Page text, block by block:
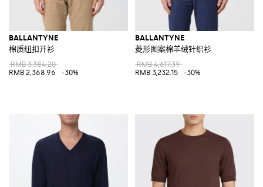
BALLANTYNE
棉质纽扣开衫
RMB 3,384.20
RMB 2,368.96
-30%
BALLANTYNE
菱形图案棉羊绒针织衫
RMB 4,617.39
RMB 3,232.15
-30%